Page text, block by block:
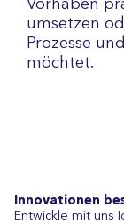
Vorhaben
umsetzen
Prozesse
möchtet.
Innovationen
Entwickle mit uns